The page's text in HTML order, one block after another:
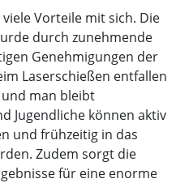
Vorteile mit sich. Die
durch zunehmende
Genehmigungen der
Laserschießen entfallen
man bleibt
Jugendliche können aktiv
und frühzeitig in das
Zudem sorgt die
für eine enorme